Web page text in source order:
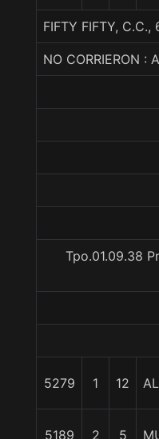
FIFTY FIFTY, C.C.,
NO CORRIERON :
Tpo.01.09.38
5279 1 12
5189 2 5